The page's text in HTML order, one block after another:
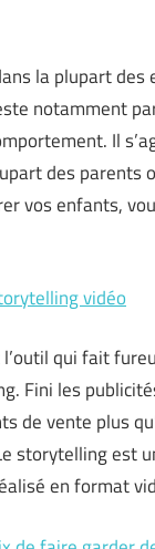
la plupart des
notamment
Il
des parents
vos enfants,
vidéo
qui fait
Fini les
de vente plus
storytelling est
en format